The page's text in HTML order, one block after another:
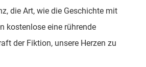
die Art, wie die Geschichte mit
kostenlose eine rührende
der Fiktion, unsere Herzen zu